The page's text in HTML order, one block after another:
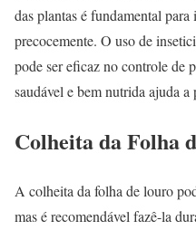
das plantas é fundamental
precocemente. O uso de
pode ser eficaz no controle de
saudável e bem nutrida ajuda
Colheita da Folha
A colheita da folha de louro
mas é recomendável fazê-la